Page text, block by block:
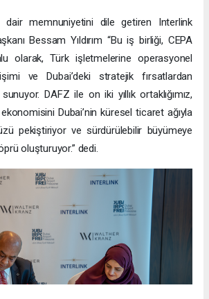
dair memnuniyetini dile getiren Interlink
Bessam Yıldırım “Bu iş birliği, CEPA
olarak, Türk işletmelerine operasyonel
ve Dubai’deki stratejik fırsatlardan
DAFZ ile on iki yıllık ortaklığımız,
Dubai’nin küresel ticaret ağıyla
pekiştiriyor ve sürdürülebilir büyümeye
oluşturuyor.” dedi.